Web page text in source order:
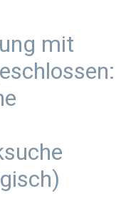
mit